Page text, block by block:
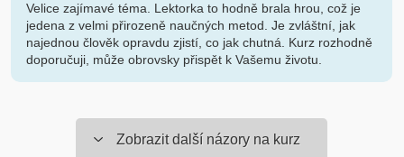
Velice zajímavé téma. Lektorka to hodně brala hrou, což je
jedena z velmi přirozeně naučných metod. Je zvláštní, jak
najednou člověk opravdu zjistí, co jak chutná. Kurz rozhodně
doporučuji, může obrovsky přispět k Vašemu životu.
Zobrazit další názory na kurz